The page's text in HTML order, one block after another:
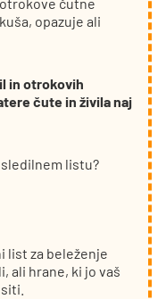
opazuje ali
in otrokovih
čute in živila naj
listu?
list za beleženje
ali hrane, ki jo vaš